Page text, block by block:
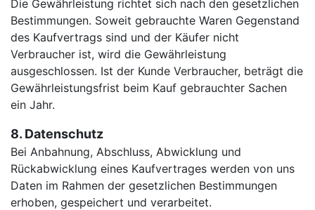
Die Gewährleistung richtet sich nach den gesetzlichen
Bestimmungen. Soweit gebrauchte Waren Gegenstand
des Kaufvertrags sind und der Käufer nicht
Verbraucher ist, wird die Gewährleistung
ausgeschlossen. Ist der Kunde Verbraucher, beträgt die
Gewährleistungsfrist beim Kauf gebrauchter Sachen
ein Jahr.
8. Datenschutz
Bei Anbahnung, Abschluss, Abwicklung und
Rückabwicklung eines Kaufvertrages werden von uns
Daten im Rahmen der gesetzlichen Bestimmungen
erhoben, gespeichert und verarbeitet.